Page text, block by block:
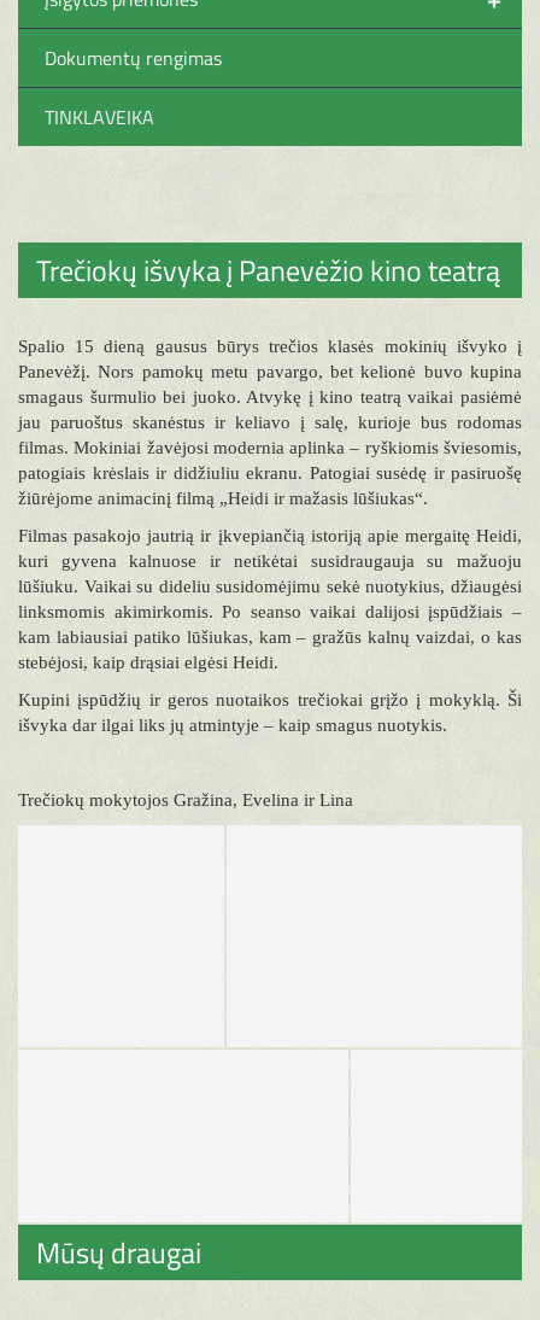
Dokumentų rengimas
TINKLAVEIKA
Trečiokų išvyka į Panevėžio kino teatrą
Spalio 15 dieną gausus būrys trečios klasės mokinių išvyko į
Panevėžį. Nors pamokų metu pavargo, bet kelionė buvo kupina
smagaus šurmulio bei juoko. Atvykę į kino teatrą vaikai pasiėmė
jau paruoštus skanėstus ir keliavo į salę, kurioje bus rodomas
filmas. Mokiniai žavėjosi modernia aplinka – ryškiomis šviesomis,
patogiais krėslais ir didžiuliu ekranu. Patogiai susėdę ir pasiruošę
žiūrėjome animacinį filmą „Heidi ir mažasis lūšiukas“.
Filmas pasakojo jautrią ir įkvepiančią istoriją apie mergaitę Heidi,
kuri gyvena kalnuose ir netikėtai susidraugauja su mažuoju
lūšiuku. Vaikai su dideliu susidomėjimu sekė nuotykius, džiaugėsi
linksmomis akimirkomis. Po seanso vaikai dalijosi įspūdžiais –
kam labiausiai patiko lūšiukas, kam – gražūs kalnų vaizdai, o kas
stebėjosi, kaip drąsiai elgėsi Heidi.
Kupini įspūdžių ir geros nuotaikos trečiokai grįžo į mokyklą. Ši
išvyka dar ilgai liks jų atmintyje – kaip smagus nuotykis.
Trečiokų mokytojos Gražina, Evelina ir Lina
Mūsų draugai